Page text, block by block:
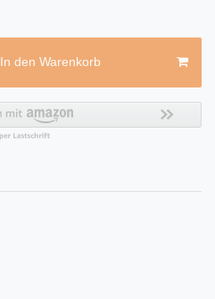
In den Warenkorb